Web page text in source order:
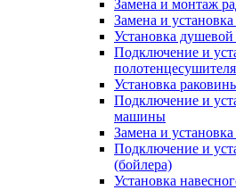
Замена и монтаж
Замена и
Установка
Подключение и
полотенцесушителя
Установка
Подключение и
машины
Замена и
Подключение и
(бойлера)
Установка